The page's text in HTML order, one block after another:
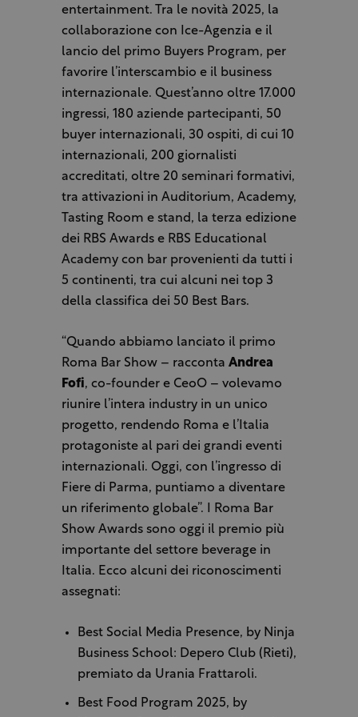
entertainment. Tra le novità 2025, la
collaborazione con Ice-Agenzia e il
lancio del primo Buyers Program, per
favorire l’interscambio e il business
internazionale. Quest’anno oltre 17.000
ingressi, 180 aziende partecipanti, 50
buyer internazionali, 30 ospiti, di cui 10
internazionali, 200 giornalisti
accreditati, oltre 20 seminari formativi,
tra attivazioni in Auditorium, Academy,
Tasting Room e stand, la terza edizione
dei RBS Awards e RBS Educational
Academy con bar provenienti da tutti i
5 continenti, tra cui alcuni nei top 3
della classifica dei 50 Best Bars.
“Quando abbiamo lanciato il primo
Roma Bar Show – racconta Andrea
Fofi, co-founder e CeoO – volevamo
riunire l’intera industry in un unico
progetto, rendendo Roma e l’Italia
protagoniste al pari dei grandi eventi
internazionali. Oggi, con l’ingresso di
Fiere di Parma, puntiamo a diventare
un riferimento globale”. I Roma Bar
Show Awards sono oggi il premio più
importante del settore beverage in
Italia. Ecco alcuni dei riconoscimenti
assegnati:
Best Social Media Presence, by Ninja
Business School: Depero Club (Rieti),
premiato da Urania Frattaroli.
Best Food Program 2025, by